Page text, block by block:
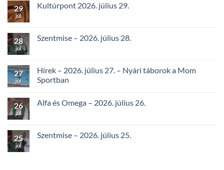
29
júl
Kultúrpont 2026. július 29.
28
júl
Szentmise – 2026. július 28.
27
júl
Hírek – 2026. július 27. – Nyári táborok a Mom
Sportban
26
júl
Alfa és Omega – 2026. július 26.
25
júl
Szentmise – 2026. július 25.